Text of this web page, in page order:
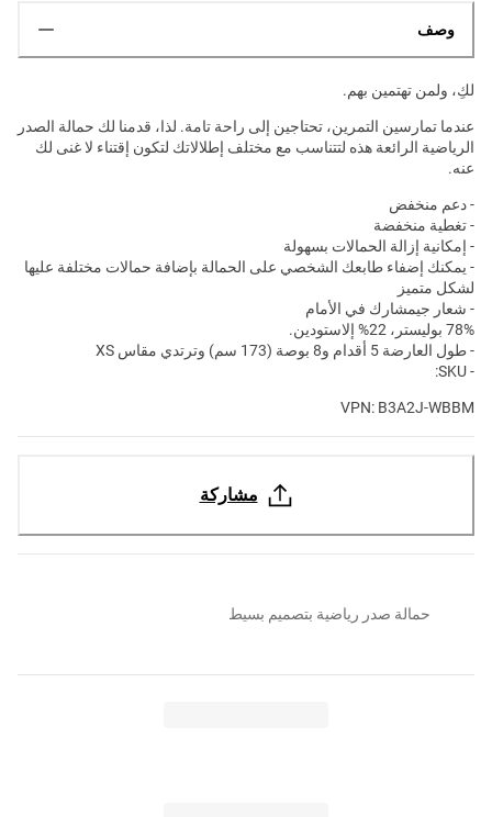
وصف
لكِ، ولمن تهتمين بهم.
عندما تمارسين التمرين، تحتاجين إلى راحة تامة. لذا، قدمنا لك حمالة الصدر
الرياضية الرائعة هذه لتتناسب مع مختلف إطلالاتك لتكون إقتناء لا غنى لك
عنه.
- دعم منخفض
- تغطية منخفضة
- إمكانية إزالة الحمالات بسهولة
- يمكنك إضفاء طابعك الشخصي على الحمالة بإضافة حمالات مختلفة عليها
لشكل متميز
- شعار جيمشارك في الأمام
78% بوليستر، 22% إلاستودين.
- طول العارضة 5 أقدام و8 بوصة (173 سم) وترتدي مقاس XS
- SKU:
VPN: B3A2J-WBBM
مشاركة
حمالة صدر رياضية بتصميم بسيط